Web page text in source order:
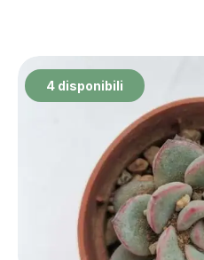
4 disponibili